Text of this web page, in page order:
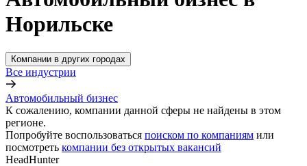
Норильске
Компании в других городах
Все индустрии
Автомобильный бизнес
К сожалению, компании данной сферы не найдены в этом
регионе.
Попробуйте воспользоваться поиском по компаниям или
посмотреть компании без открытых вакансий
HeadHunter